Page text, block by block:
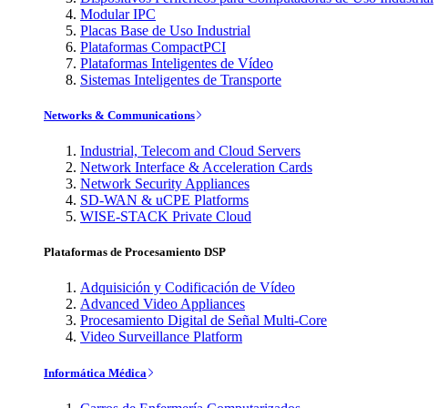
Modular IPC
Placas Base de Uso Industrial
Plataformas CompactPCI
Plataformas Inteligentes de Vídeo
Sistemas Inteligentes de Transporte
Networks & Communications
Industrial, Telecom and Cloud Servers
Network Interface & Acceleration Cards
Network Security Appliances
SD-WAN & uCPE Platforms
WISE-STACK Private Cloud
Plataformas de Procesamiento DSP
Adquisición y Codificación de Vídeo
Advanced Video Appliances
Procesamiento Digital de Señal Multi-Core
Video Surveillance Platform
Informática Médica